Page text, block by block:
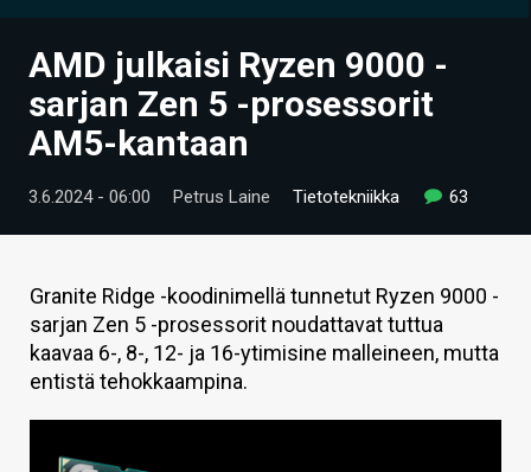
UUTISET
ARTIKKELIT
VIDEOT
TECHBBS
TIETOA
HINTA.FI
KAUPPA
AMD julkaisi Ryzen 9000 -
sarjan Zen 5 -prosessorit
AM5-kantaan
3.6.2024 - 06:00 Petrus Laine Tietotekniikka 63
Granite Ridge -koodinimellä tunnetut Ryzen 9000 -
sarjan Zen 5 -prosessorit noudattavat tuttua
kaavaa 6-, 8-, 12- ja 16-ytimisine malleineen, mutta
entistä tehokkaampina.